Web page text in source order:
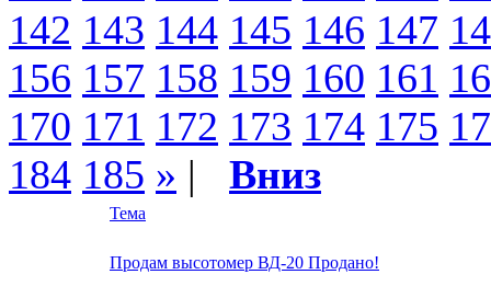
142 143 144 145 146 147
156 157 158 159 160 161
170 171 172 173 174 175
184 185 » | Вниз
Тема
Продам высотомер ВД-20 Продано!